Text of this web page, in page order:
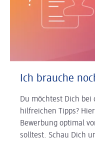
Ich brauche
Du möchtest Dich bei
hilfreichen Tipps?
Bewerbung optimal
solltest. Schau Dich